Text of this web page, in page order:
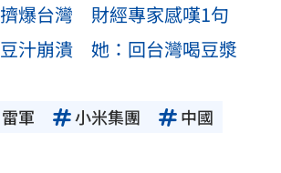
爆台灣 財經專家感嘆1句
汁崩潰 她：回台灣喝豆漿
雷軍 小米集團
中國